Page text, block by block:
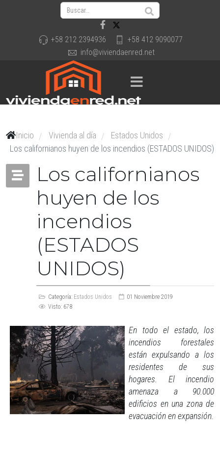
+58 212 2394936
+58 412 9090077
info@viviendaenred.net
Inicio / Vivienda al día / Estados Unidos /
Los californianos huyen de los incendios (ESTADOS UNIDOS)
Los californianos
huyen de los
incendios
(ESTADOS
UNIDOS)
Categoría: Estados Unidos
01 Noviembre 2019
Visto: 678
En todo el estado, los
incendios forestales
están expulsando a los
residentes de sus
hogares. El incendio
amenaza a 90.000
edificios en una zona de
evacuación en expansión.